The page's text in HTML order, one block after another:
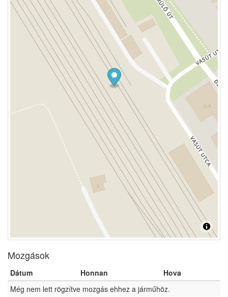
Mozgások
Dátum Honnan
Hova
Még nem lett rögzítve mozgás ehhez a járműhöz.